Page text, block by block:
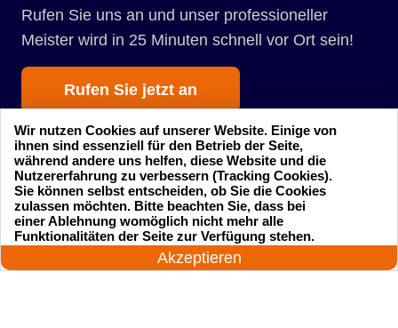
Rufen Sie uns an und unser professioneller
Meister wird in 25 Minuten schnell vor Ort sein!
Rufen Sie jetzt an
Startseite Einsatzgebiete
Preise
24 Stunden am Tag
Akzeptieren
Wir nutzen Cookies auf unserer Website. Einige von
ihnen sind essenziell für den Betrieb der Seite,
während andere uns helfen, diese Website und die
Nutzererfahrung zu verbessern (Tracking Cookies).
Sie können selbst entscheiden, ob Sie die Cookies
zulassen möchten. Bitte beachten Sie, dass bei
einer Ablehnung womöglich nicht mehr alle
Funktionalitäten der Seite zur Verfügung stehen.